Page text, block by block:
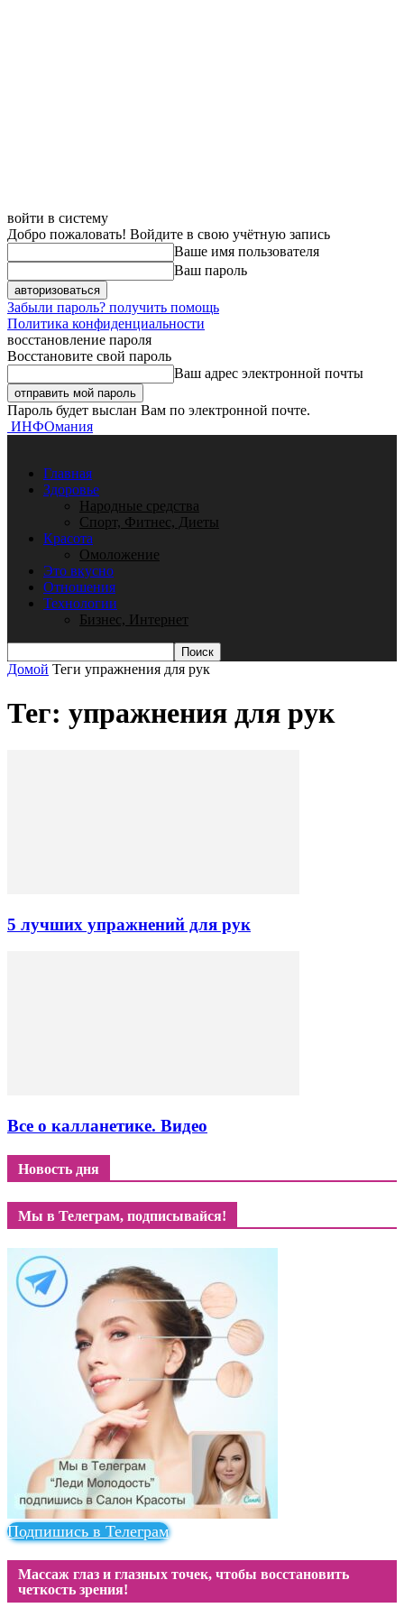
войти в систему
Добро пожаловать! Войдите в свою учётную запись
Ваше имя пользователя
Ваш пароль
Забыли пароль? получить помощь
Политика конфиденциальности
восстановление пароля
Восстановите свой пароль
Ваш адрес электронной почты
Пароль будет выслан Вам по электронной почте.
ИНФОмания
Главная
Здоровье
Народные средства
Спорт, Фитнес, Диеты
Красота
Омоложение
Это вкусно
Отношения
Технологии
Бизнес, Интернет
Домой Теги упражнения для рук
Тег: упражнения для рук
5 лучших упражнений для рук
Все о калланетике. Видео
Новость дня
Мы в Телеграм, подписывайся!
Подпишись в Телеграм
Массаж глаз и глазных точек, чтобы восстановить
четкость зрения!